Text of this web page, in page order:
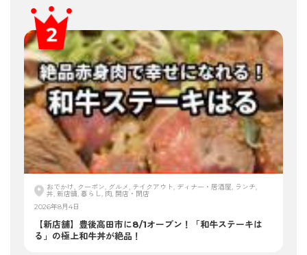
おでかけ, クーポン, グルメ, テイクアウト, ディナー・居酒屋, ランチ,
丼, 新店舗, 暮らし, 肉, 開店・閉店
2026年8月4日
【新店舗】豊後高田市に8/1オープン！「和牛ステーキは
る」の極上和牛丼が絶品！